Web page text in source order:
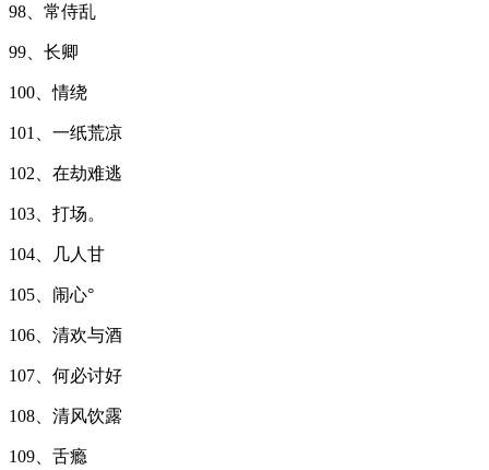
98、常侍乱
99、长卿
100、情绕
101、一纸荒凉
102、在劫难逃
103、打场。
104、几人甘
105、闹心°
106、清欢与酒
107、何必讨好
108、清风饮露
109、舌瘾